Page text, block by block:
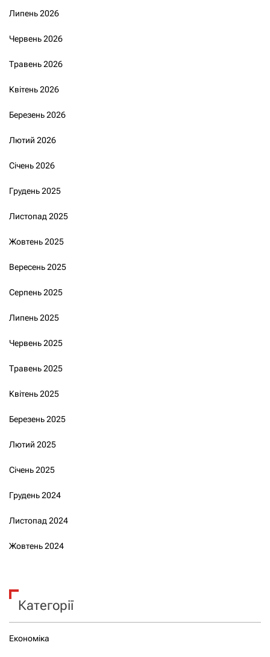
Липень 2026
Червень 2026
Травень 2026
Квітень 2026
Березень 2026
Лютий 2026
Січень 2026
Грудень 2025
Листопад 2025
Жовтень 2025
Вересень 2025
Серпень 2025
Липень 2025
Червень 2025
Травень 2025
Квітень 2025
Березень 2025
Лютий 2025
Січень 2025
Грудень 2024
Листопад 2024
Жовтень 2024
Категорії
Економіка